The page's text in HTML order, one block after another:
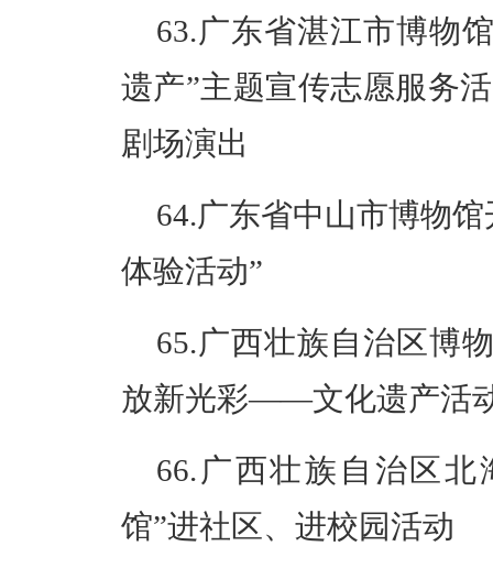
63.广东省湛江市博物
遗产”主题宣传志愿服务
剧场演出
64.广东省中山市博物
体验活动”
65.广西壮族自治区博
放新光彩——文化遗产活
66.广西壮族自治区
馆”进社区、进校园活动